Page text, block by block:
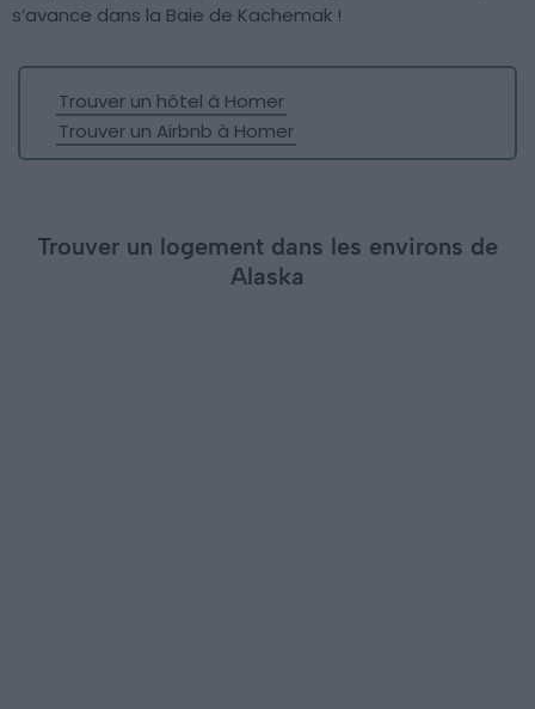
s’avance dans la Baie de Kachemak !
Trouver un hôtel à Homer
Trouver un Airbnb à Homer
Trouver un logement dans les environs de
Alaska